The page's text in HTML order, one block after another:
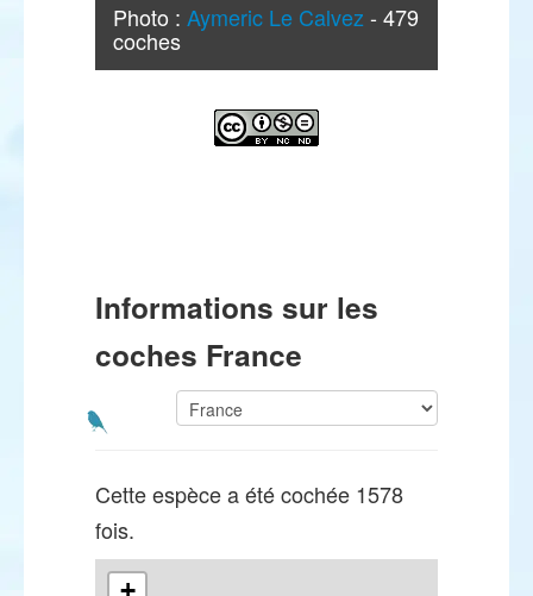
Photo : Aymeric Le Calvez - 479
coches
Informations sur les
coches France
Cette espèce a été cochée 1578
fois.